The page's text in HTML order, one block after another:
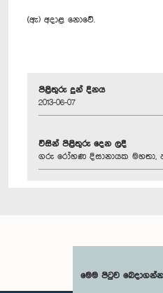
(ඇ) අදාළ නොවේ.
පිළිතුරු දුන් දිනය
2013-06-07
විසින් පිළිතුරු දෙන ලදී
ගරු රෝහණ දිසානායක මහතා,
මෙම පිටුව බෙදාගන්න